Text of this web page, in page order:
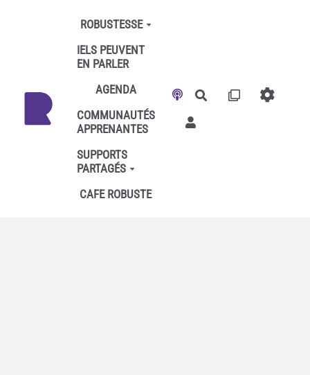
Aller au contenu principal
ROBUSTESSE
IELS PEUVENT
EN PARLER
AGENDA
COMMUNAUTÉS
APPRENANTES
SUPPORTS
PARTAGÉS
CAFE ROBUSTE
Rechercher